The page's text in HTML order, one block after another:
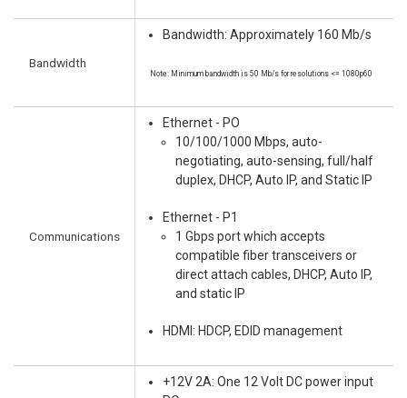
Bandwidth
Bandwidth: Approximately 160 Mb/s
Note: Minimum bandwidth is 50 Mb/s for resolutions <= 1080p60
Communications
Ethernet - PO
10/100/1000 Mbps, auto-
negotiating, auto-sensing, full/half
duplex, DHCP, Auto IP, and Static IP
Ethernet - P1
1 Gbps port which accepts
compatible fiber transceivers or
direct attach cables, DHCP, Auto IP,
and static IP
HDMI: HDCP, EDID management
+12V 2A: One 12 Volt DC power input